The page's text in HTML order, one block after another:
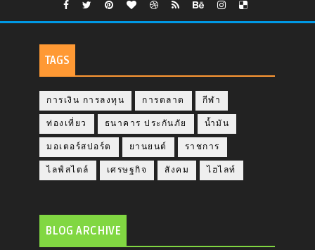
TAGS
การเงิน การลงทุน การตลาด กีฬา
ท่องเที่ยว ธนาคาร ประกันภัย น้ำมัน
มอเตอร์สปอร์ต ยานยนต์ ราชการ
ไลฟ์สไตล์ เศรษฐกิจ สังคม ไฮไลท์
BLOG ARCHIVE